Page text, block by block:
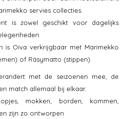
servies collecties.
is zowel geschikt voor dagelijks
is Oiva verkrijgbaar met Marimekko
of Räsymatto (stippen).
met de seizoenen mee, de
match allemaal bij elkaar.
mokken, borden, kommen,
zijn zo ontworpen